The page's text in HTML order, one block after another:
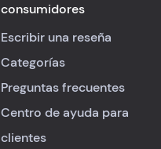
consumidores
Escribir una reseña
Categorías
Preguntas frecuentes
Centro de ayuda para
clientes